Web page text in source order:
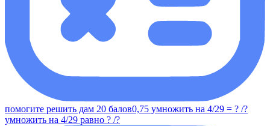
помогите решить дам 20 балов0,75 умножить на 4/29 = ? /?
умножить на 4/29 равно ? /?